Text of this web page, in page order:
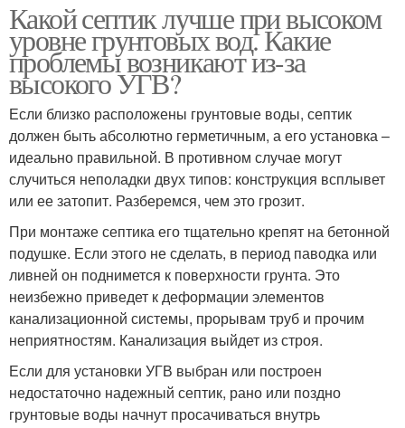
Какой септик лучше при высоком
уровне грунтовых вод. Какие
проблемы возникают из-за
высокого УГВ?
Если близко расположены грунтовые воды, септик
должен быть абсолютно герметичным, а его установка –
идеально правильной. В противном случае могут
случиться неполадки двух типов: конструкция всплывет
или ее затопит. Разберемся, чем это грозит.
При монтаже септика его тщательно крепят на бетонной
подушке. Если этого не сделать, в период паводка или
ливней он поднимется к поверхности грунта. Это
неизбежно приведет к деформации элементов
канализационной системы, прорывам труб и прочим
неприятностям. Канализация выйдет из строя.
Если для установки УГВ выбран или построен
недостаточно надежный септик, рано или поздно
грунтовые воды начнут просачиваться внутрь